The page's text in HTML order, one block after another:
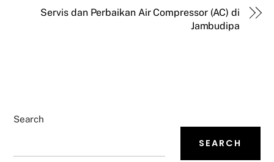
Servis dan Perbaikan Air Compressor (AC) di
Jambudipa
Search
SEARCH